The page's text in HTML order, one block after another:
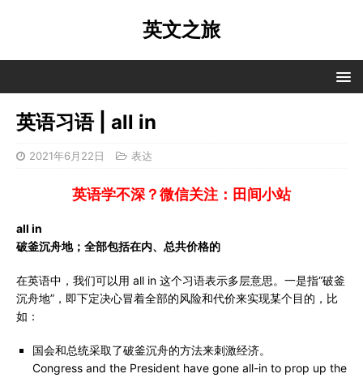
英文之旅
英语习语 | all in
2021年6月22日 表达
英语学不深？微信关注：田间小站
all in
破釜沉舟地；全部包括在内、总共价格的
在英语中，我们可以用 all in 这个习语表示多层意思。一是指“破釜
沉舟地”，即下定决心冒着全部的风险和代价来实现某个目的，比
如：
国会和总统采取了破釜沉舟的方法来刺激经济。
Congress and the President have gone all-in to prop up the